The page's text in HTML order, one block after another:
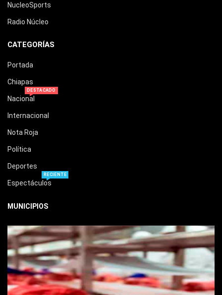
NucleoSports
Radio Núcleo
CATEGORÍAS
Portada
Chiapas
Nacional
DESTACADO
Internacional
Nota Roja
Política
Deportes
Espectáculos
RECIENTE
MUNICIPIOS